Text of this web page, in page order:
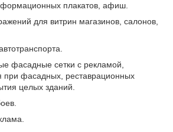
плакатов, афиш.
для витрин магазинов, салонов,
фасадные сетки с рекламой,
при фасадных, реставрационных
целых зданий.